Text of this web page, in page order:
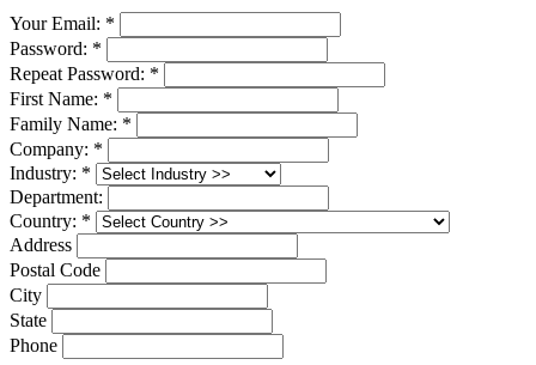
Your Email: *
Password: *
Repeat Password: *
First Name: *
Family Name: *
Company: *
Industry: *
Department:
Country: *
Address
Postal Code
City
State
Phone